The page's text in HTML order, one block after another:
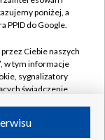
poniżej, a
PPID do Google.
Ciebie naszych
w tym informacje
sygnalizatory
świadczenie